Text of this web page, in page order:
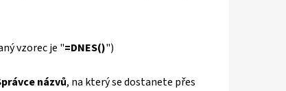
vzorec je "=DNES()")
názvů, na který se dostanete přes